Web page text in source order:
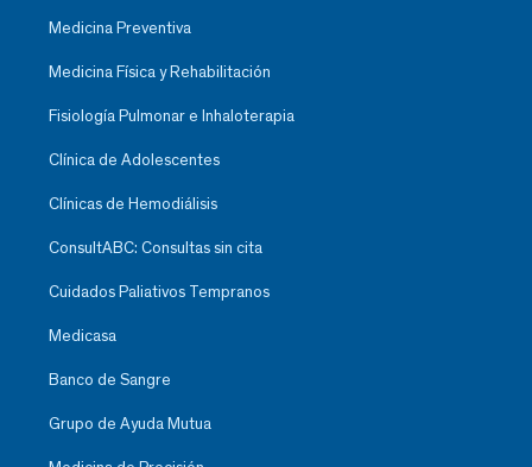
Medicina Preventiva
Medicina Física y Rehabilitación
Fisiología Pulmonar e Inhaloterapia
Clínica de Adolescentes
Clínicas de Hemodiálisis
ConsultABC: Consultas sin cita
Cuidados Paliativos Tempranos
Medicasa
Banco de Sangre
Grupo de Ayuda Mutua